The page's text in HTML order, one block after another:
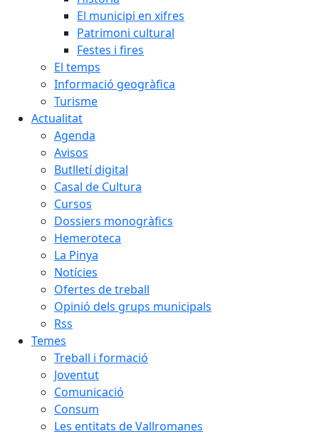
El municipi en xifres
Patrimoni cultural
Festes i fires
El temps
Informació geogràfica
Turisme
Actualitat
Agenda
Avisos
Butlletí digital
Casal de Cultura
Cursos
Dossiers monogràfics
Hemeroteca
La Pinya
Notícies
Ofertes de treball
Opinió dels grups municipals
Rss
Temes
Treball i formació
Joventut
Comunicació
Consum
Les entitats de Vallromanes